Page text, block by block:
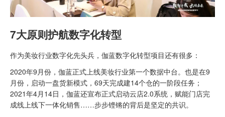
7大原则护航数字化转型
作为美妆行业数字化先头兵，伽蓝数字化转型项目还有很多：
2020年9月份，伽蓝正式上线美妆行业第一个数据中台。也是在9
月份，启动一盘货新模式，69天完成建14个仓的一阶段任务；
2021年4月14日，伽蓝还宣布正式启动云店2.0系统，赋能门店完
成线上线下一体化销售……步步铿锵的背后是坚定的共识。